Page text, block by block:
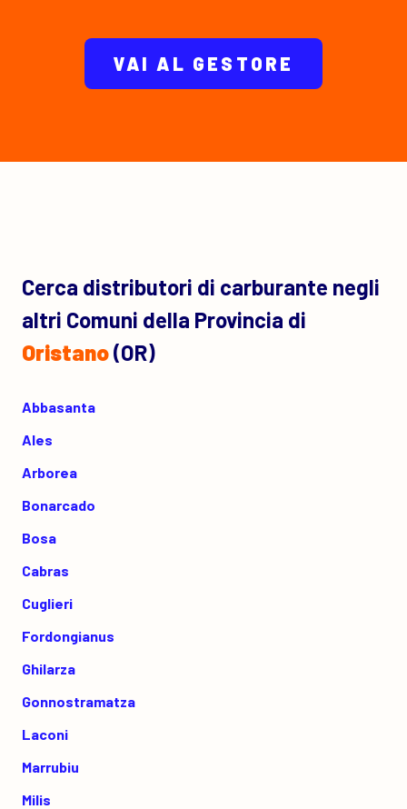
VAI AL GESTORE
Cerca distributori di carburante negli
altri Comuni della Provincia di
Oristano(OR)
Abbasanta
Ales
Arborea
Bonarcado
Bosa
Cabras
Cuglieri
Fordongianus
Ghilarza
Gonnostramatza
Laconi
Marrubiu
Milis